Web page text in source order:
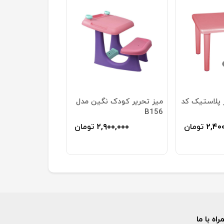
میز تحریر کودک نگین مدل
B156
۲,۹۰۰,۰۰۰ تومان
پلاستیک کد
تومان
با ما